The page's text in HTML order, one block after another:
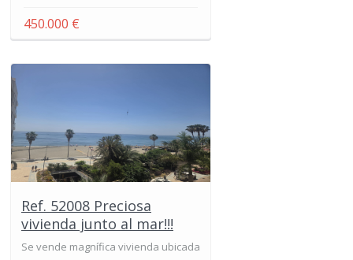
450.000 €
Ref. 52008 Preciosa
vivienda junto al mar!!!
Se vende magnífica vivienda ubicada